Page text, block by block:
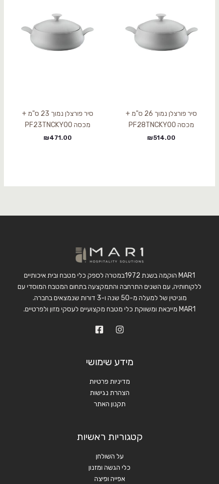
סיר פורצלן נמוך 26 ס"מ +
מכסה PF28TNCKY00
₪514.00
סיר פורצלן נמוך 23 ס"מ +
מכסה PF23TNCKY00
₪471.00
MAR1 הוקמה בשנת 1972במטרה לספק כלי מטבח ובית איכותיים
ללקוחותיה, עם השנים התרחבה והתמקצעה בתחום המטבח המוסדי עם
מוניטין של למעלה מ-50 שנה ו-3 דורות שנמצאים בחברה.
MAR1 מייבאת ומשווקת כלי מטבח מקצועיים לעסקי מזון ולפרטיים.
מידע שימושי
מדיניות פרטיות
הצהרת נגישות
תקנון האתר
קטגוריות ראשיות
על השולחן
כלי הגשה ומזנון
אפייה ופיצה